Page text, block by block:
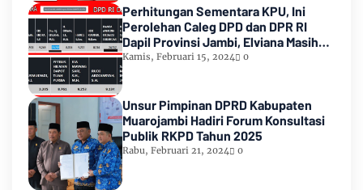
Perhitungan Sementara KPU, Ini
Perolehan Caleg DPD dan DPR RI
Dapil Provinsi Jambi, Elviana Masih
Urutan Kedua Teratas
Kamis, Februari 15, 2024 0
Unsur Pimpinan DPRD Kabupaten
Muarojambi Hadiri Forum Konsultasi
Publik RKPD Tahun 2025
Rabu, Februari 21, 2024 0